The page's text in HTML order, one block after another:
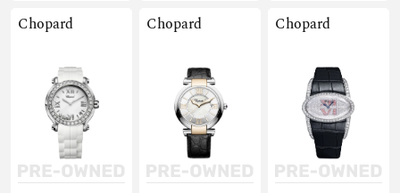
Chopard Chopard Chopard